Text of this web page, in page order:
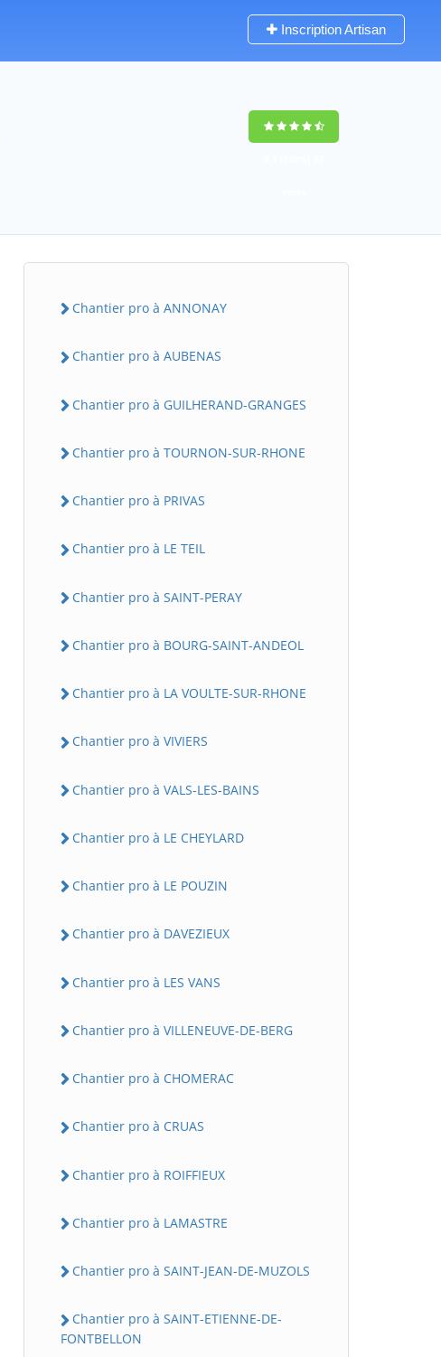
Inscription Artisan
Chantier pro à ANNONAY
Chantier pro à AUBENAS
Chantier pro à GUILHERAND-GRANGES
Chantier pro à TOURNON-SUR-RHONE
Chantier pro à PRIVAS
Chantier pro à LE TEIL
Chantier pro à SAINT-PERAY
Chantier pro à BOURG-SAINT-ANDEOL
Chantier pro à LA VOULTE-SUR-RHONE
Chantier pro à VIVIERS
Chantier pro à VALS-LES-BAINS
Chantier pro à LE CHEYLARD
Chantier pro à LE POUZIN
Chantier pro à DAVEZIEUX
Chantier pro à LES VANS
Chantier pro à VILLENEUVE-DE-BERG
Chantier pro à CHOMERAC
Chantier pro à CRUAS
Chantier pro à ROIFFIEUX
Chantier pro à LAMASTRE
Chantier pro à SAINT-JEAN-DE-MUZOLS
Chantier pro à SAINT-ETIENNE-DE-
FONTBELLON